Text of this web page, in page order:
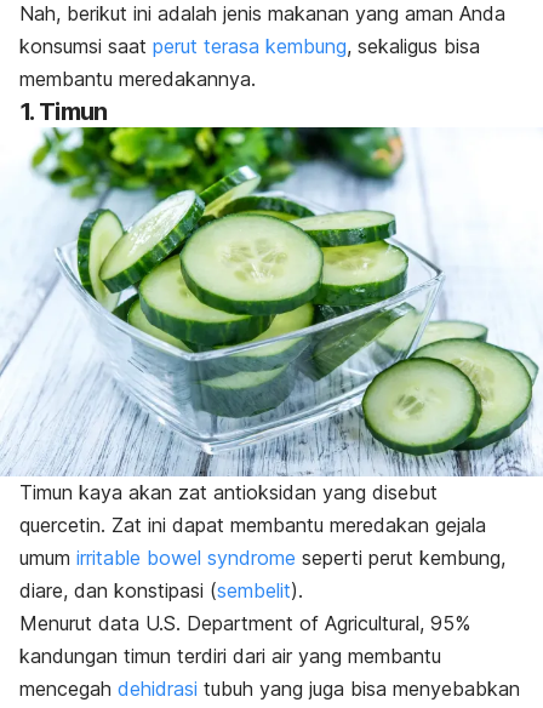
Nah, berikut ini adalah jenis makanan yang aman Anda
konsumsi saat perut terasa kembung, sekaligus bisa
membantu meredakannya.
1. Timun
Timun kaya akan zat antioksidan yang disebut
quercetin. Zat ini dapat membantu meredakan gejala
umum irritable bowel syndrome seperti perut kembung,
diare, dan konstipasi (sembelit).
Menurut data U.S. Department of Agricultural, 95%
kandungan timun terdiri dari air yang membantu
mencegah dehidrasi tubuh yang juga bisa menyebabkan